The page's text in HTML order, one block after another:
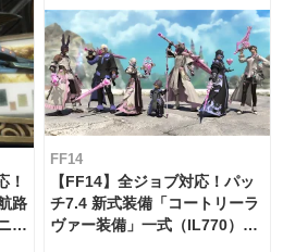
！
路
FF14
【FF14】全ジョブ対応！パッ
チ7.4 新式装備「コートリーラ
ヴァー装備」一式（IL770）の